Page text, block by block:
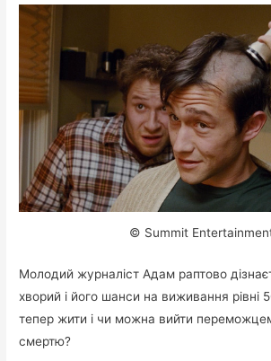
© Summit
Молодий журналіст Адам раптово
хворий і його шанси на виживання рівні
тепер жити і чи можна вийти переможцем
смертю?